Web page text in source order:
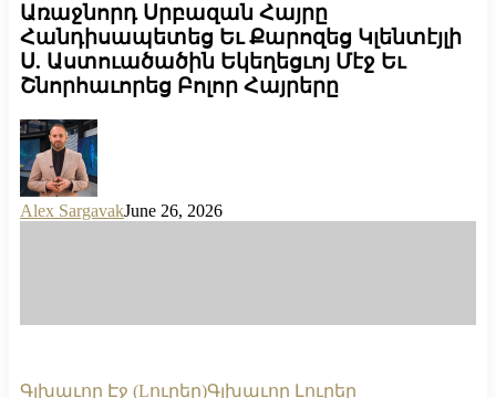
Առաջնորդ Սրբազան Հայրը
Հանդիսապետեց Եւ Քարոզեց Կլենտէյլի
Ս. Աստուածածին Եկեղեցւոյ Մէջ Եւ
Շնորհաւորեց Բոլոր Հայրերը
Alex SargavakJune 26, 2026
Գլխաւոր Էջ (Lուրեր)Գլխաւոր Լուրեր